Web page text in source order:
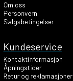
Om oss
Personvern
Salgsbetingelser
Kundeservice
Kontaktinformasjon
Åpningstider
Retur og reklamasjoner